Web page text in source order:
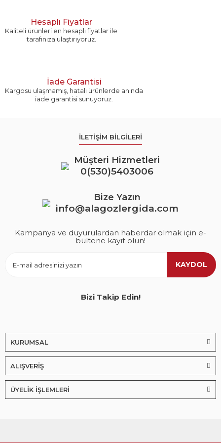
Hesaplı Fiyatlar
Kaliteli ürünleri en hesaplı fiyatlar ile
tarafınıza ulaştırıyoruz.
İade Garantisi
Kargosu ulaşmamış, hatalı ürünlerde anında
iade garantisi sunuyoruz.
İLETİŞİM BİLGİLERİ
Müşteri Hizmetleri
0(530)5403006
Bize Yazın
info@alagozlergida.com
Kampanya ve duyurulardan haberdar olmak için e-
bültene kayıt olun!
KAYDOL
Bizi Takip Edin!
KURUMSAL
ALIŞVERİŞ
ÜYELİK İŞLEMLERİ